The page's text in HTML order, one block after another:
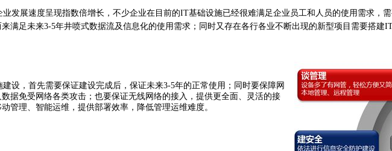
发展速度呈现指数倍增长，不少企业在目前的IT基础设施已经很难满足企业员工和人员的使用需求，
满足未来3-5年井喷式数据流及信息化的使用需求；同时又存在各行各业不断出现的新型项目需要搭建IT
设，首先需要保证建设完成后，保证未来3-5年的正常使用；同时要保障网
据免受网络各类攻击；也要保证无线网络的接入，提供更全面、灵活的接
管理、智能运维，提供部署效率，降低管理运维难度。